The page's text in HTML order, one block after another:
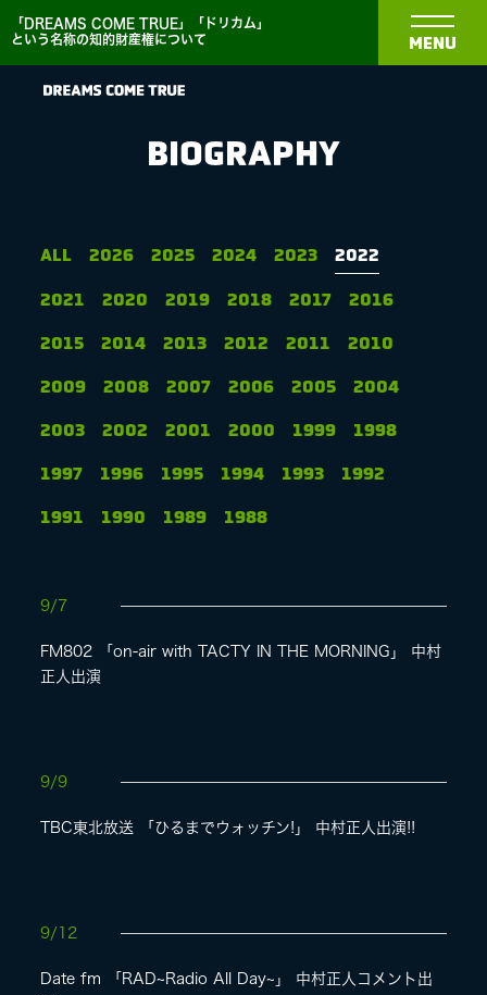
「DREAMS COME TRUE」「ドリカム」
という名称の知的財産権について
MENU
BIOGRAPHY
DISCOGRAPHY
MEDIA
BIOGRAPHY
ALL 2026 2025 2024 2023 2022
2021 2020 2019 2018 2017 2016
2015 2014 2013 2012 2011 2010
2009 2008 2007 2006 2005 2004
2003 2002 2001 2000 1999 1998
1997 1996 1995 1994 1993 1992
1991 1990 1989 1988
9/7
FM802 「on-air with TACTY IN THE MORNING」 中村
正人出演
9/9
TBC東北放送 「ひるまでウォッチン!」 中村正人出演!!
9/12
Date fm 「RAD~Radio All Day~」 中村正人コメント出